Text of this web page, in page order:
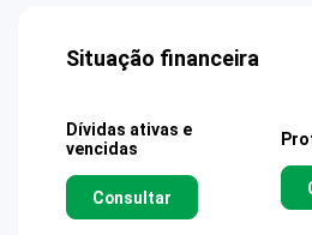
Situação financeira
Dívidas ativas e
vencidas
Consultar